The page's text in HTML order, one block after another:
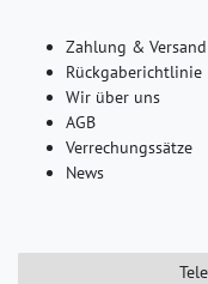
Zahlung & Versand
Rückgaberichtlinie
Wir über uns
AGB
Verrechungssätze
News